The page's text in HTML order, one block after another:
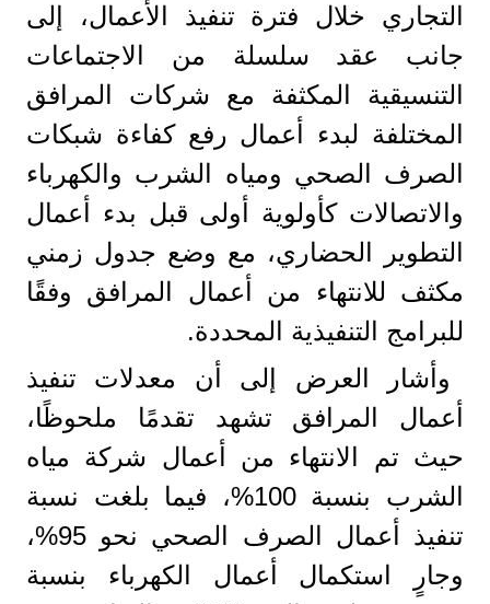
التجاري خلال فترة تنفيذ الأعمال، إلى
جانب عقد سلسلة من الاجتماعات
التنسيقية المكثفة مع شركات المرافق
المختلفة لبدء أعمال رفع كفاءة شبكات
الصرف الصحي ومياه الشرب والكهرباء
والاتصالات كأولوية أولى قبل بدء أعمال
التطوير الحضاري، مع وضع جدول زمني
مكثف للانتهاء من أعمال المرافق وفقًا
للبرامج التنفيذية المحددة.
وأشار العرض إلى أن معدلات تنفيذ
أعمال المرافق تشهد تقدمًا ملحوظًا،
حيث تم الانتهاء من أعمال شركة مياه
الشرب بنسبة 100%، فيما بلغت نسبة
تنفيذ أعمال الصرف الصحي نحو 95%،
وجارٍ استكمال أعمال الكهرباء بنسبة